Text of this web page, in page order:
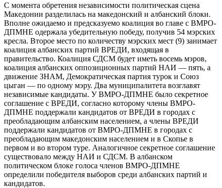
С момента обретения независимости политическая сцена
Македонии разделилась на македонский и албанский блоки.
Вполне ожидаемо и предсказуемо коалиция во главе с ВМРО-
ДПМНЕ одержала убедительную победу, получив 54 мэрских
кресла. Второе место по количеству мэрских мест (9) занимает
коалиция албанских партий ВРЕДИ, входящая в
правительство. Коалиция СДСМ будет иметь восемь мэров,
коалиция албанских оппозиционных партий НАИ — пять, а
движение ЗНАМ, Демократическая партия турок и Союз
цыган — по одному мэру. Два муниципалитета возглавят
независимые кандидаты. У ВМРО-ДПМНЕ было секретное
соглашение с ВРЕДИ, согласно которому члены ВМРО-
ДПМНЕ поддержали кандидатов от ВРЕДИ в городах с
преобладающим албанским населением, а члены ВРЕДИ
поддержали кандидатов от ВМРО-ДПМНЕ в городах с
преобладающим македонским населением и в Скопье в
первом и во втором туре. Аналогичное секретное соглашение
существовало между НАИ и СДСМ. В албанском
политическом блоке голоса членов ВМРО-ДПМНЕ
определили победителя выборов среди албанских партий и
кандидатов.